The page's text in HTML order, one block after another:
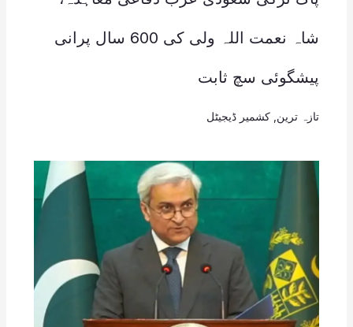
شاہ نعمت اللہ ولی کی 600 سال پرانی
پیشگوئی سچ ثابت
تازہ ترین کشمیر ڈیجیٹل